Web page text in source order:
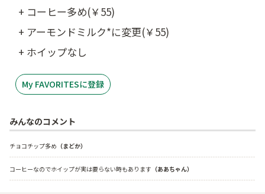
+ コーヒー多め(￥55)
+ アーモンドミルク*に変更(￥55)
+ ホイップなし
My FAVORITESに登録
みんなのコメント
チョコチップ多め （まどか）
コーヒーなのでホイップが実は要らない時もあります （ああちゃん）